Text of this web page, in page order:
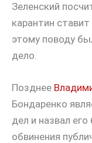
Зеленский
карантин
этому поводу
дело.
Позднее
Бондаренко
дел и назвал
обвинения